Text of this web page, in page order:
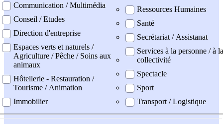
Communication / Multimédia
Conseil / Etudes
Direction d'entreprise
Espaces verts et naturels /
Agriculture / Pêche / Soins aux
animaux
Hôtellerie - Restauration /
Tourisme / Animation
Immobilier
Ressources Humaines
Santé
Secrétariat / Assistanat
Services à la personne / à la
collectivité
Spectacle
Sport
Transport / Logistique